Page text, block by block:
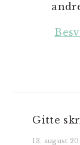
Gitte
13. august